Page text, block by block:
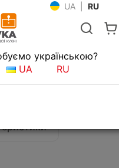
UA RU
мойки
Quadro 44 Nano
українською?
UA
RU